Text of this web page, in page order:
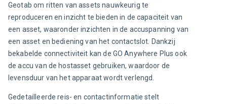
Geotab om ritten van assets nauwkeurig te
reproduceren en inzicht te bieden in de capaciteit van
een asset, waaronder inzichten in de accuspanning van
een asset en bediening van het contactslot. Dankzij
bekabelde connectiviteit kan de GO Anywhere Plus ook
de accu van de hostasset gebruiken, waardoor de
levensduur van het apparaat wordt verlengd.
Gedetailleerde reis- en contactinformatie stelt